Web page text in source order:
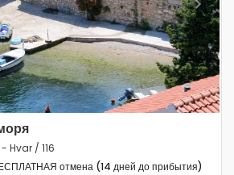
Next
Hvar / 116
отмена (14 дней до прибытия)